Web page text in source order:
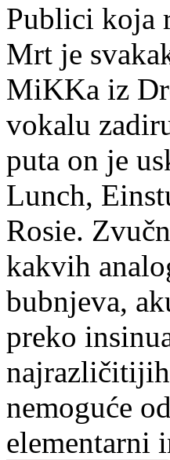
Publici koja
Mrt je
MiKKa iz
vokalu
puta on je
Lunch,
Rosie.
kakvih
bubnjeva,
preko
nemoguće
elementarni